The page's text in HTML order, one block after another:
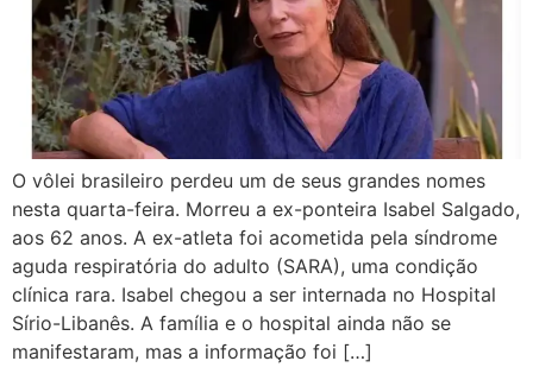
O vôlei brasileiro perdeu um de seus grandes nomes
nesta quarta-feira. Morreu a ex-ponteira Isabel Salgado,
aos 62 anos. A ex-atleta foi acometida pela síndrome
aguda respiratória do adulto (SARA), uma condição
clínica rara. Isabel chegou a ser internada no Hospital
Sírio-Libanês. A família e o hospital ainda não se
manifestaram, mas a informação foi […]